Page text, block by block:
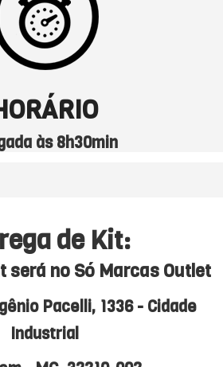
às 8h30min
de Kit:
será no Só Marcas Outlet
Pacelli, 1336 - Cidade
Industrial